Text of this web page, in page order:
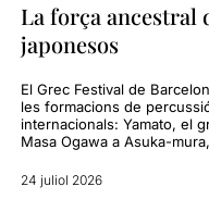
La força ancestral
japonesos
El Grec Festival de
les formacions de
internacionals: Yamato, el
Masa Ogawa a Asuka-
24 juliol 2026